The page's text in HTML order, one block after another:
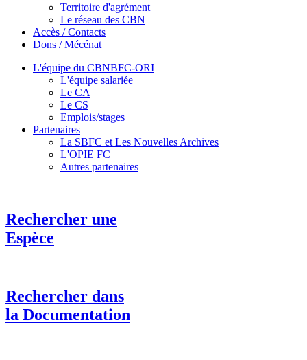
Territoire d'agrément
Le réseau des CBN
Accès / Contacts
Dons / Mécénat
L'équipe du CBNBFC-ORI
L'équipe salariée
Le CA
Le CS
Emplois/stages
Partenaires
La SBFC et Les Nouvelles Archives
L'OPIE FC
Autres partenaires
Rechercher une
Espèce
Rechercher dans
la Documentation